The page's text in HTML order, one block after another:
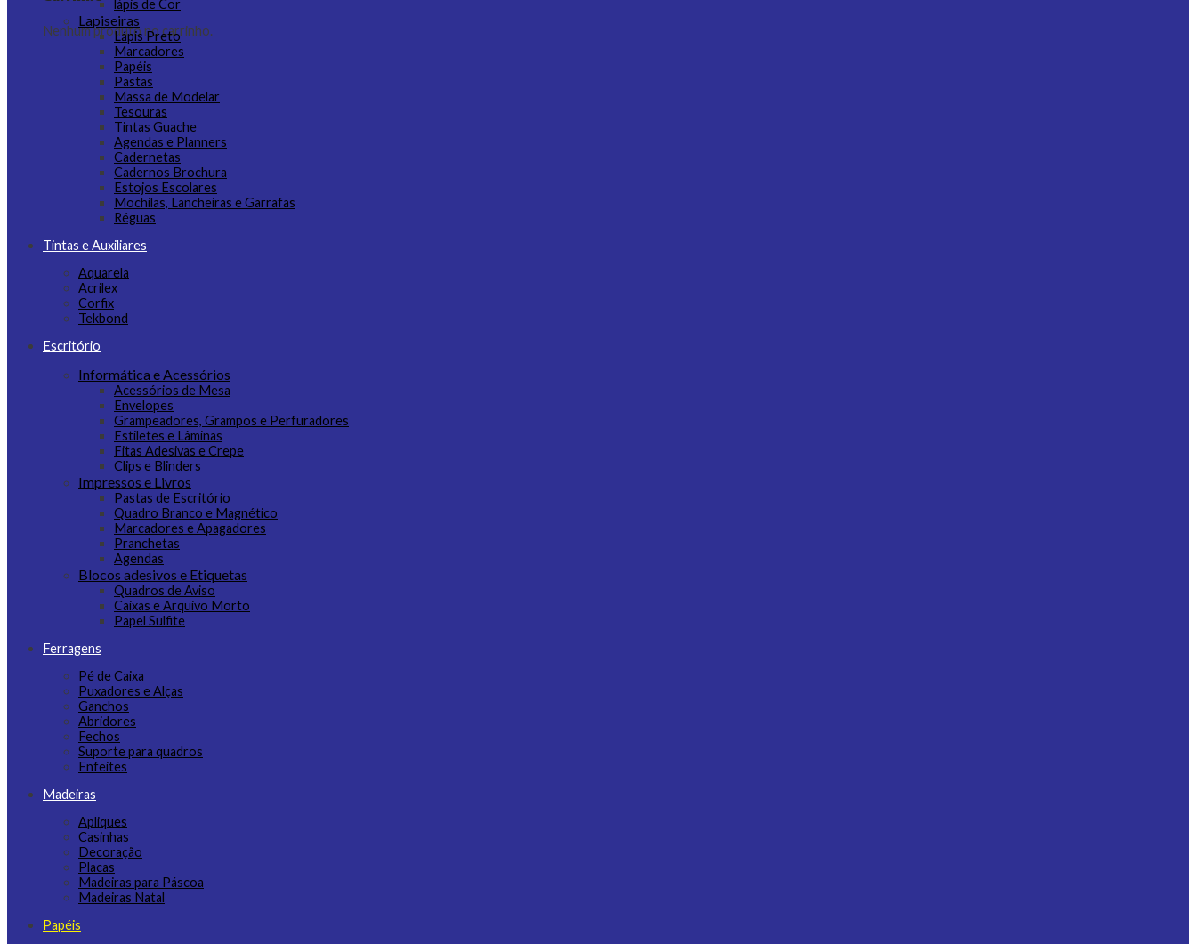
Nenhum produto no carrinho.
lápis de Cor
Lapiseiras
Lápis Preto
Marcadores
Papéis
Pastas
Massa de Modelar
Tesouras
Tintas Guache
Agendas e Planners
Cadernetas
Cadernos Brochura
Estojos Escolares
Mochilas, Lancheiras e Garrafas
Réguas
Tintas e Auxiliares
Aquarela
Acrilex
Corfix
Tekbond
Escritório
Informática e Acessórios
Acessórios de Mesa
Envelopes
Grampeadores, Grampos e Perfuradores
Estiletes e Lâminas
Fitas Adesivas e Crepe
Clips e Blinders
Impressos e Livros
Pastas de Escritório
Quadro Branco e Magnético
Marcadores e Apagadores
Pranchetas
Agendas
Blocos adesivos e Etiquetas
Quadros de Aviso
Caixas e Arquivo Morto
Papel Sulfite
Ferragens
Pé de Caixa
Puxadores e Alças
Ganchos
Abridores
Fechos
Suporte para quadros
Enfeites
Madeiras
Apliques
Casinhas
Decoração
Placas
Madeiras para Páscoa
Madeiras Natal
Papéis